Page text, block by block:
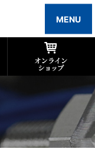
MENU